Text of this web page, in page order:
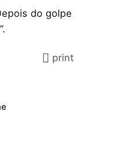
do golpe
print